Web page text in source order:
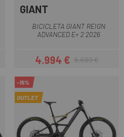
GIANT
BICICLETA GIANT REIGN
ADVANCED E+ 2 2026
Preu
4.994 €Preu regular
6.699 €
-15%
OUTLET